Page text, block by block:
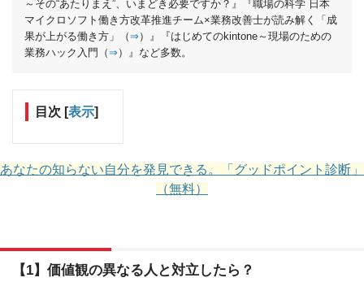
～その“あたりまえ”、いまどき必要ですか？』『職場の科学 日本
マイクロソフト働き方改革推進チーム×業務改善士が読み解く「成
果が上がる働き方」（⇒）』『はじめてのkintone～現場のための
業務ハック入門（⇒）』など多数。
目次 [表示]
あなたの知らない自分を発見できる。「グッドポイント診断」
（無料）
【1】価値観の異なる人と対立したら？